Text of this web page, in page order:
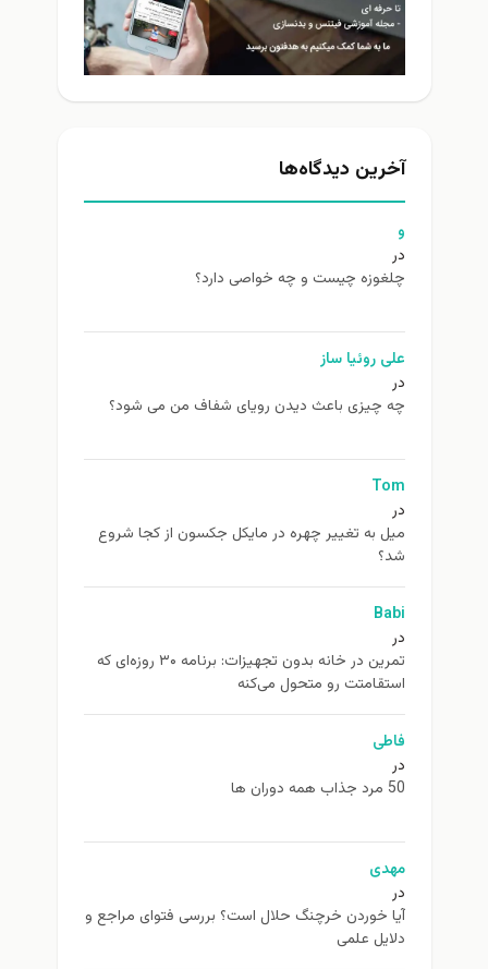
آخرین دیدگاه‌ها
و
در
چلغوزه چیست و چه خواصی دارد؟
علی روئیا ساز
در
چه چیزی باعث دیدن رویای شفاف من می شود؟
Tom
در
ميل به تغيير چهره در مایکل جکسون از كجا شروع
شد؟
Babi
در
تمرین در خانه بدون تجهیزات: برنامه ۳۰ روزه‌ای که
استقامتت رو متحول می‌کنه
فاطی
در
50 مرد جذاب همه دوران ها
مهدی
در
آیا خوردن خرچنگ حلال است؟ بررسی فتوای مراجع و
دلایل علمی